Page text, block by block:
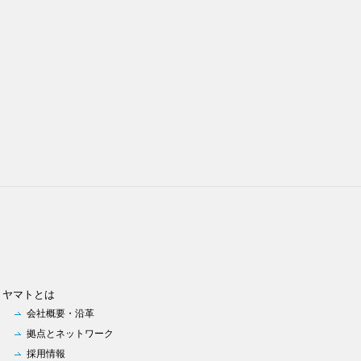
ヤマトとは
会社概要・沿革
拠点とネットワーク
採用情報